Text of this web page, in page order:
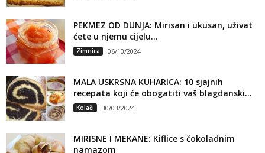
PEKMEZ OD DUNJA: Mirisan i ukusan, uživat
ćete u njemu cijelu...
Zimnica 06/10/2024
MALA USKRSNA KUHARICA: 10 sjajnih
recepata koji će obogatiti vaš blagdanski...
Kolači 30/03/2024
MIRISNE I MEKANE: Kiflice s čokoladnim
namazom